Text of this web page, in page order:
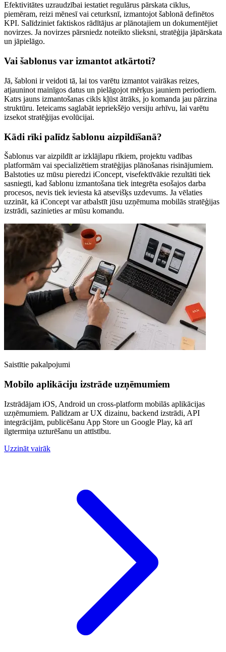
Efektivitātes uzraudzībai iestatiet regulārus pārskata ciklus,
piemēram, reizi mēnesī vai ceturksnī, izmantojot šablonā definētos
KPI. Salīdziniet faktiskos rādītājus ar plānotajiem un dokumentējiet
novirzes. Ja novirzes pārsniedz noteikto slieksni, stratēģija jāpārskata
un jāpielāgo.
Vai šablonus var izmantot atkārtoti?
Jā, šabloni ir veidoti tā, lai tos varētu izmantot vairākas reizes,
atjauninot mainīgos datus un pielāgojot mērķus jauniem periodiem.
Katrs jauns izmantošanas cikls kļūst ātrāks, jo komanda jau pārzina
struktūru. Ieteicams saglabāt iepriekšējo versiju arhīvu, lai varētu
izsekot stratēģijas evolūcijai.
Kādi rīki palīdz šablonu aizpildīšanā?
Šablonus var aizpildīt ar izklājlapu rīkiem, projektu vadības
platformām vai specializētiem stratēģijas plānošanas risinājumiem.
Balstoties uz mūsu pieredzi iConcept, visefektīvākie rezultāti tiek
sasniegti, kad šablonu izmantošana tiek integrēta esošajos darba
procesos, nevis tiek ieviesta kā atsevišķs uzdevums. Ja vēlaties
uzzināt, kā iConcept var atbalstīt jūsu uzņēmuma mobilās stratēģijas
izstrādi, sazinieties ar mūsu komandu.
Saistītie pakalpojumi
Mobilo aplikāciju izstrāde uzņēmumiem
Izstrādājam iOS, Android un cross-platform mobilās aplikācijas
uzņēmumiem. Palīdzam ar UX dizainu, backend izstrādi, API
integrācijām, publicēšanu App Store un Google Play, kā arī
ilgtermiņa uzturēšanu un attīstību.
Uzzināt vairāk